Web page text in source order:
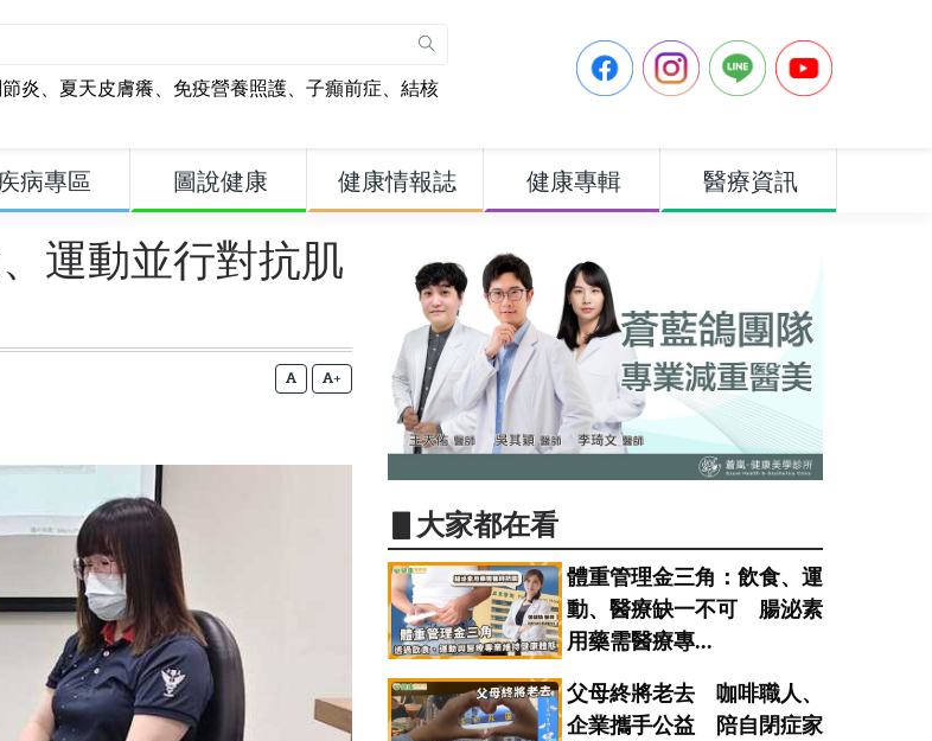
炎、 夏天皮膚癢、 免疫營養照護、 子癲前症、 結核
病專區 圖說健康 健康情報誌 健康專輯 醫療資訊
運動並行對抗肌
+
▋大家都在看
體重管理金三角：飲食、運
動、醫療缺一不可 腸泌素
用藥需醫療專...
父母終將老去 咖啡職人、
企業攜手公益 陪自閉症家